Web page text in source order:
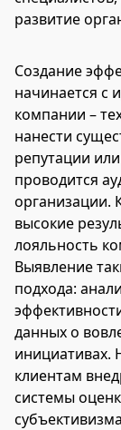
развитие
Создание
начинается с
компании –
нанести
репутации
проводится
организации.
высокие
лояльность
Выявление
подхода:
данных о
инициативах.
клиентам
системы